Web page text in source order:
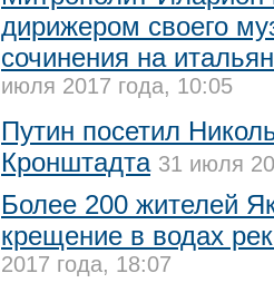
дирижером своего
сочинения на
июля 2017 года, 10:05
Путин посетил
Кронштадта 31 июля
Более 200 жителей
крещение в водах
2017 года, 18:07